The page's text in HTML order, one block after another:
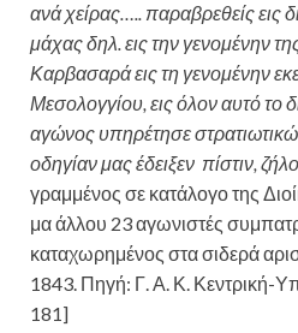
ανά χείρας….. παραβρεθείς εις
μάχας δηλ. εις την γενομένην
Καρβασαρά εις τη γενομένην
Μεσολογγίου, εις όλον αυτό το
αγώνος υπηρέτησε
οδηγίαν μας έδειξεν πίστιν,
γραμμένος σε κατάλογο της
μα άλλου 23 αγωνιστές
καταχωρημένος στα σιδερά
1843. Πηγή: Γ. Α. Κ. Κεντρική-
181]